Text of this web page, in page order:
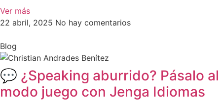
Ver más
22 abril, 2025 No hay comentarios
Blog
💬 ¿Speaking aburrido? Pásalo al
modo juego con Jenga Idiomas